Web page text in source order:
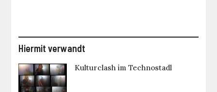
Hiermit verwandt
Kulturclash im Technostadl